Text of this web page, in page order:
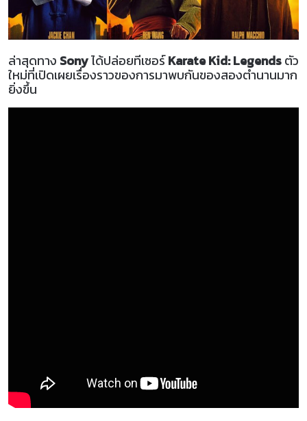
ล่าสุดทาง Sonyได้ปล่อยทีเซอร์Karate Kid: Legendsตัว
ใหม่ที่เปิดเผยเรื่องราวของการมาพบกันของสองตำนานมาก
ยิ่งขึ้น